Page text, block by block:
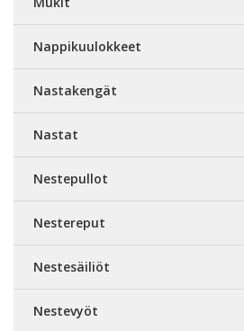
Nappikuulokkeet
Nastakengät
Nastat
Nestepullot
Nestereput
Nestesäiliöt
Nestevyöt